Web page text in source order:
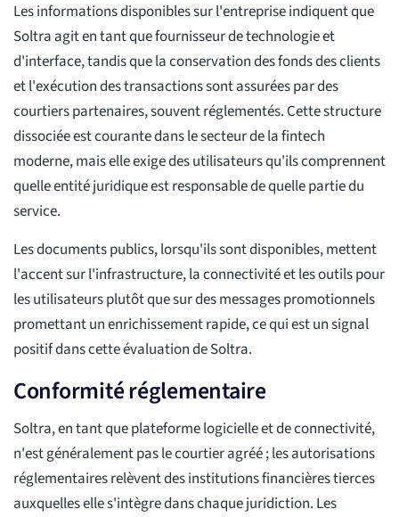
Les informations disponibles sur l'entreprise indiquent que
Soltra agit en tant que fournisseur de technologie et
d'interface, tandis que la conservation des fonds des clients
et l'exécution des transactions sont assurées par des
courtiers partenaires, souvent réglementés. Cette structure
dissociée est courante dans le secteur de la fintech
moderne, mais elle exige des utilisateurs qu'ils comprennent
quelle entité juridique est responsable de quelle partie du
service.
Les documents publics, lorsqu'ils sont disponibles, mettent
l'accent sur l'infrastructure, la connectivité et les outils pour
les utilisateurs plutôt que sur des messages promotionnels
promettant un enrichissement rapide, ce qui est un signal
positif dans cette évaluation de Soltra.
Conformité réglementaire
Soltra, en tant que plateforme logicielle et de connectivité,
n'est généralement pas le courtier agréé ; les autorisations
réglementaires relèvent des institutions financières tierces
auxquelles elle s'intègre dans chaque juridiction. Les